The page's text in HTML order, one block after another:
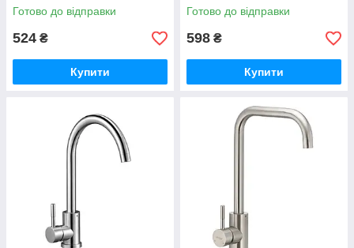
Готово до відправки
524 ₴
Купити
Готово до відправки
598 ₴
Купити